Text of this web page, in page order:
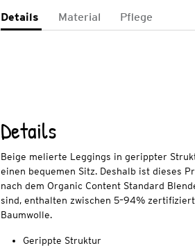
Details Material Pflege
Details
Beige melierte Leggings in gerippter
einen bequemen Sitz. Deshalb ist dieses
nach dem Organic Content Standard
sind, enthalten zwischen 5–94%
Baumwolle.
Gerippte Struktur